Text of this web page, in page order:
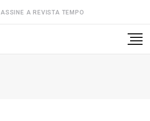
ASSINE A REVISTA TEMPO